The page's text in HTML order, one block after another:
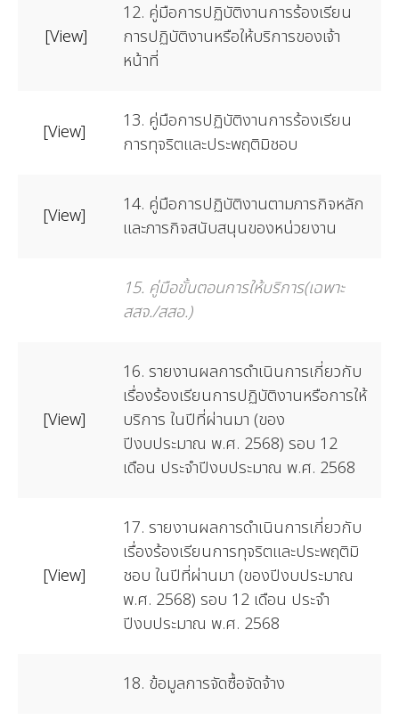
[View]
12. คู่มือการปฏิบัติงานการร้องเรียน
การปฏิบัติงานหรือให้บริการของเจ้า
หน้าที่
[View]
13. คู่มือการปฏิบัติงานการร้องเรียน
การทุจริตและประพฤติมิชอบ
[View]
14. คู่มือการปฏิบัติงานตามภารกิจหลัก
และภารกิจสนับสนุนของหน่วยงาน
15. คู่มือขั้นตอนการให้บริการ(เฉพาะ
สสจ./สสอ.)
[View]
16. รายงานผลการดำเนินการเกี่ยวกับ
เรื่องร้องเรียนการปฏิบัติงานหรือการให้
บริการ ในปีที่ผ่านมา (ของ
ปีงบประมาณ พ.ศ. 2568) รอบ 12
เดือน ประจำปีงบประมาณ พ.ศ. 2568
[View]
17. รายงานผลการดำเนินการเกี่ยวกับ
เรื่องร้องเรียนการทุจริตและประพฤติมิ
ชอบ ในปีที่ผ่านมา (ของปีงบประมาณ
พ.ศ. 2568) รอบ 12 เดือน ประจำ
ปีงบประมาณ พ.ศ. 2568
18. ข้อมูลการจัดซื้อจัดจ้าง